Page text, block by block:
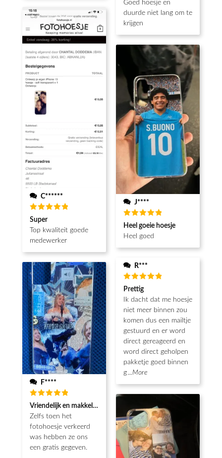
C******
Waardering
5 uit 5
Super
Top kwaliteit goede
medewerker
F****
Waardering
5 uit 5
Vriendelijk en makkelijk
Zelfs toen het
fotohoesje verkeerd
was hebben ze ons
een gratis gegeven.
Goed hoesje en
duurde niet lang om te
krijgen
J****
Waardering
5uit 5
Heel goeie hoesje
Heel goed
R***
Waardering
5 uit 5
Prettig
Ik dacht dat me hoesje
niet meer binnen zou
komen dus een mailtje
gestuurd en er word
direct gereageerd en
word direct geholpen
pakketje goed binnen
g ...More